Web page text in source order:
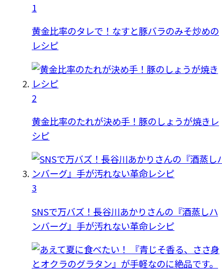
1
黄金比率のタレで！なすと豚バラのみそ炒めの
レシピ
2
黄金比率のたれが決め手！豚のしょうが焼きレ
シピ
3
SNSで万バズ！長谷川あかりさんの『酒蒸しハ
ンバーグ』手が汚れない革命レシピ